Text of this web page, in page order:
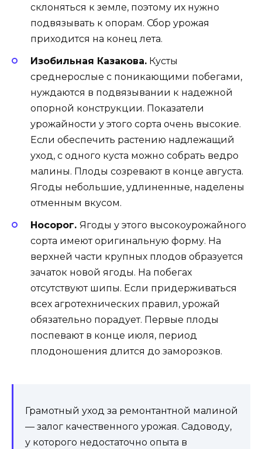
склоняться к земле, поэтому их нужно
подвязывать к опорам. Сбор урожая
приходится на конец лета.
Изобильная Казакова. Кусты
среднерослые с поникающими побегами,
нуждаются в подвязывании к надежной
опорной конструкции. Показатели
урожайности у этого сорта очень высокие.
Если обеспечить растению надлежащий
уход, с одного куста можно собрать ведро
малины. Плоды созревают в конце августа.
Ягоды небольшие, удлиненные, наделены
отменным вкусом.
Носорог. Ягоды у этого высокоурожайного
сорта имеют оригинальную форму. На
верхней части крупных плодов образуется
зачаток новой ягоды. На побегах
отсутствуют шипы. Если придерживаться
всех агротехнических правил, урожай
обязательно порадует. Первые плоды
поспевают в конце июля, период
плодоношения длится до заморозков.
Грамотный уход за ремонтантной малиной
— залог качественного урожая. Садоводу,
у которого недостаточно опыта в